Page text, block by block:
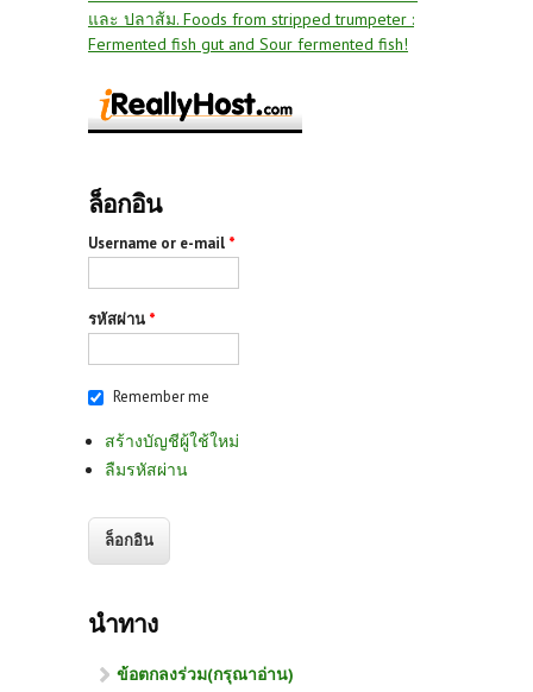
และ ปลาส้ม. Foods from stripped trumpeter :
Fermented fish gut and Sour fermented fish!
ล็อกอิน
Username or e-mail *
รหัสผ่าน *
Remember me
สร้างบัญชีผู้ใช้ใหม่
ลืมรหัสผ่าน
นำทาง
ข้อตกลงร่วม(กรุณาอ่าน)